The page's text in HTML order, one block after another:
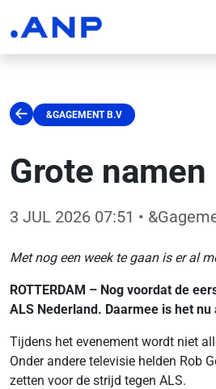
&GAGEMENT B.V
Grote
3 JUL 2026 07:51 •
Met nog een week te gaan is er al
ROTTERDAM – Nog voordat de
ALS Nederland. Daarmee is het
Tijdens het evenement wordt niet
Onder andere televisie helden Rob
zetten voor de strijd tegen ALS.